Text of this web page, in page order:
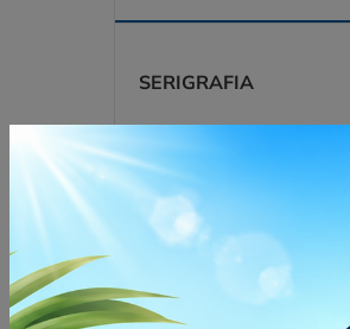
SERIGRAFIA
DIGITALE DTF